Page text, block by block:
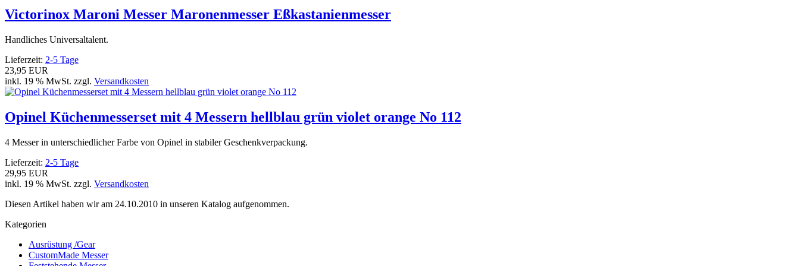
Victorinox Maroni Messer Maronenmesser Eßkastanienmesser
Handliches Universaltalent.
Lieferzeit: 2-5 Tage
23,95 EUR
inkl. 19 % MwSt. zzgl. Versandkosten
Opinel Küchenmesserset mit 4 Messern hellblau grün violet orange No 112
4 Messer in unterschiedlicher Farbe von Opinel in stabiler Geschenkverpackung.
Lieferzeit: 2-5 Tage
29,95 EUR
inkl. 19 % MwSt. zzgl. Versandkosten
Diesen Artikel haben wir am 24.10.2010 in unseren Katalog aufgenommen.
Kategorien
Ausrüstung /Gear
CustomMade Messer